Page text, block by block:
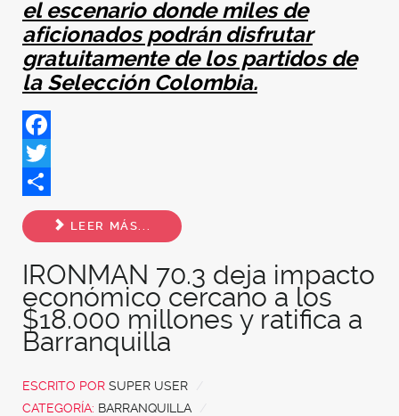
el escenario donde miles de
aficionados podrán disfrutar
gratuitamente de los partidos de
la Selección Colombia.
Facebook
Twitter
Share
LEER MÁS...
IRONMAN 70.3 deja impacto
económico cercano a los
$18.000 millones y ratifica a
Barranquilla
ESCRITO POR SUPER USER
CATEGORÍA: BARRANQUILLA